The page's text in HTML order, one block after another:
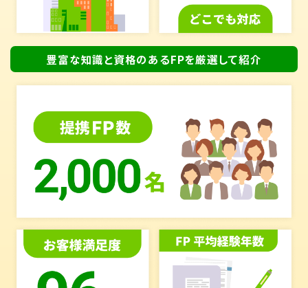
豊富な知識と資格のあるFPを厳選して紹介